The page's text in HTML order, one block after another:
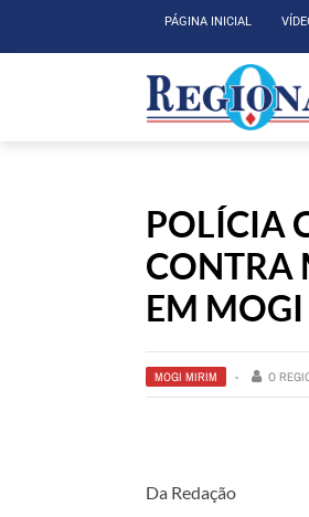
PÁGINA INICIAL
POLÍCIA
CONTRA
EM
MOGI MIRIM O
Da Redação